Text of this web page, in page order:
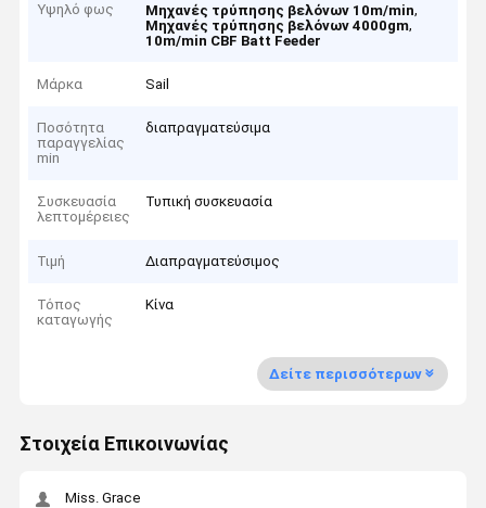
Υψηλό φως Μηχανές τρύπησης βελόνων 10m/min,
Μηχανές τρύπησης βελόνων 4000gm,
10m/min CBF Batt Feeder
Μάρκα Sail
Ποσότητα
παραγγελίας
min
διαπραγματεύσιμα
Συσκευασία
λεπτομέρειες
Τυπική συσκευασία
Τιμή Διαπραγματεύσιμος
Τόπος
καταγωγής
Κίνα
Δείτε περισσότερων
Στοιχεία Επικοινωνίας
Miss. Grace